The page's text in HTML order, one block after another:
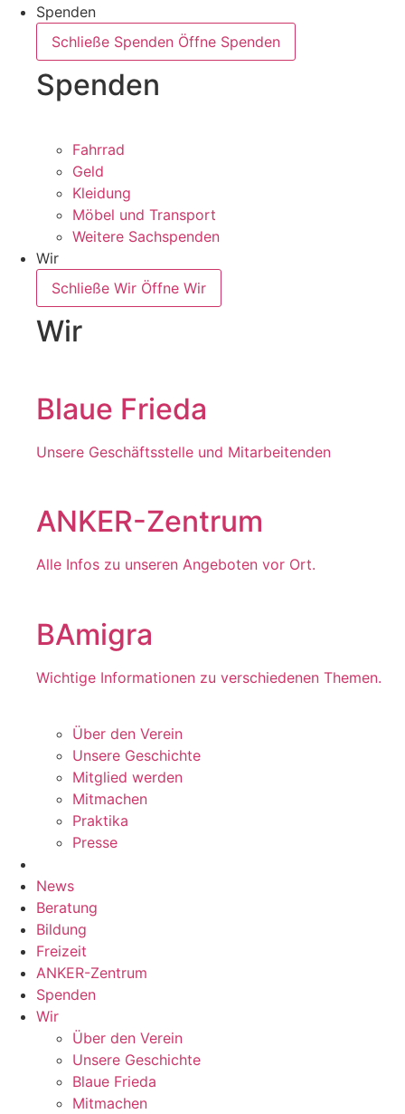
Spenden
Schließe Spenden Öffne Spenden
Spenden
Fahrrad
Geld
Kleidung
Möbel und Transport
Weitere Sachspenden
Wir
Schließe Wir Öffne Wir
Wir
Blaue Frieda
Unsere Geschäftsstelle und Mitarbeitenden
ANKER-Zentrum
Alle Infos zu unseren Angeboten vor Ort.
BAmigra
Wichtige Informationen zu verschiedenen Themen.
Über den Verein
Unsere Geschichte
Mitglied werden
Mitmachen
Praktika
Presse
News
Beratung
Bildung
Freizeit
ANKER-Zentrum
Spenden
Wir
Über den Verein
Unsere Geschichte
Blaue Frieda
Mitmachen